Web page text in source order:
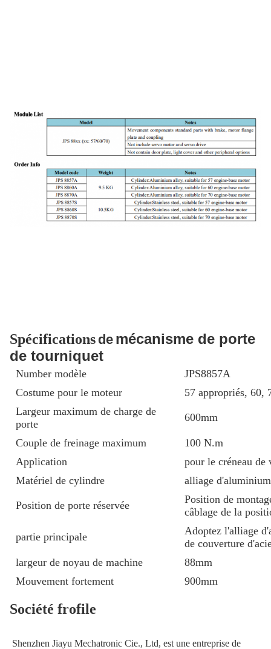
Spécifications de mécanisme de porte
de tourniquet
Number modèle
JPS8857A
Costume pour le moteur
57 appropriés, 60,
Largeur maximum de charge de
porte
600mm
Couple de freinage maximum
100 N.m
Application
pour le créneau de
Matériel de cylindre
alliage d'aluminium
Position de porte réservée
Position de
câblage de la
partie principale
Adoptez l'alliage
de couverture
largeur de noyau de machine
88mm
Mouvement fortement
900mm
Société frofile
Shenzhen Jiayu Mechatronic Cie., Ltd, est une entreprise de